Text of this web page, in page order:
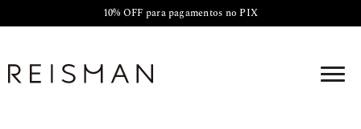
10% OFF para pagamentos no PIX